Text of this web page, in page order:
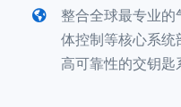
整合全球最专业
体控制等核心系统
高可靠性的交钥匙